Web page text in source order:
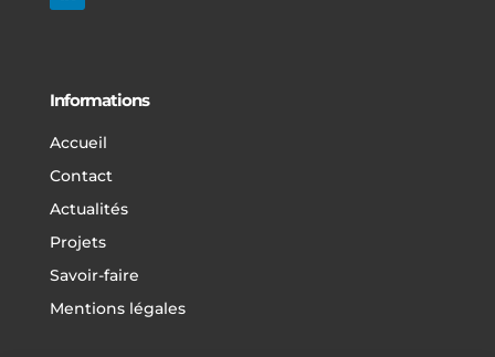
Informations
Accueil
Contact
Actualités
Projets
Savoir-faire
Mentions légales